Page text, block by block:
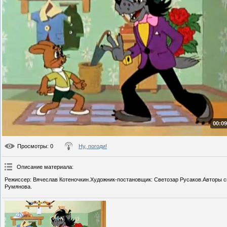
Просмотры: 0 Ну, погоди!
Описание материала:
Режиссер: Вячеслав Котеночкин.Художник-постановщик: Светозар
Румянова.